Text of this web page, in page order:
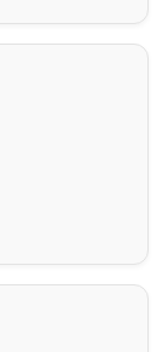
– modern,